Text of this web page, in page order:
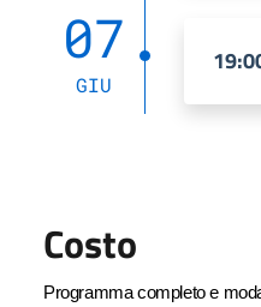
07
GIU
Costo
Programma completo e